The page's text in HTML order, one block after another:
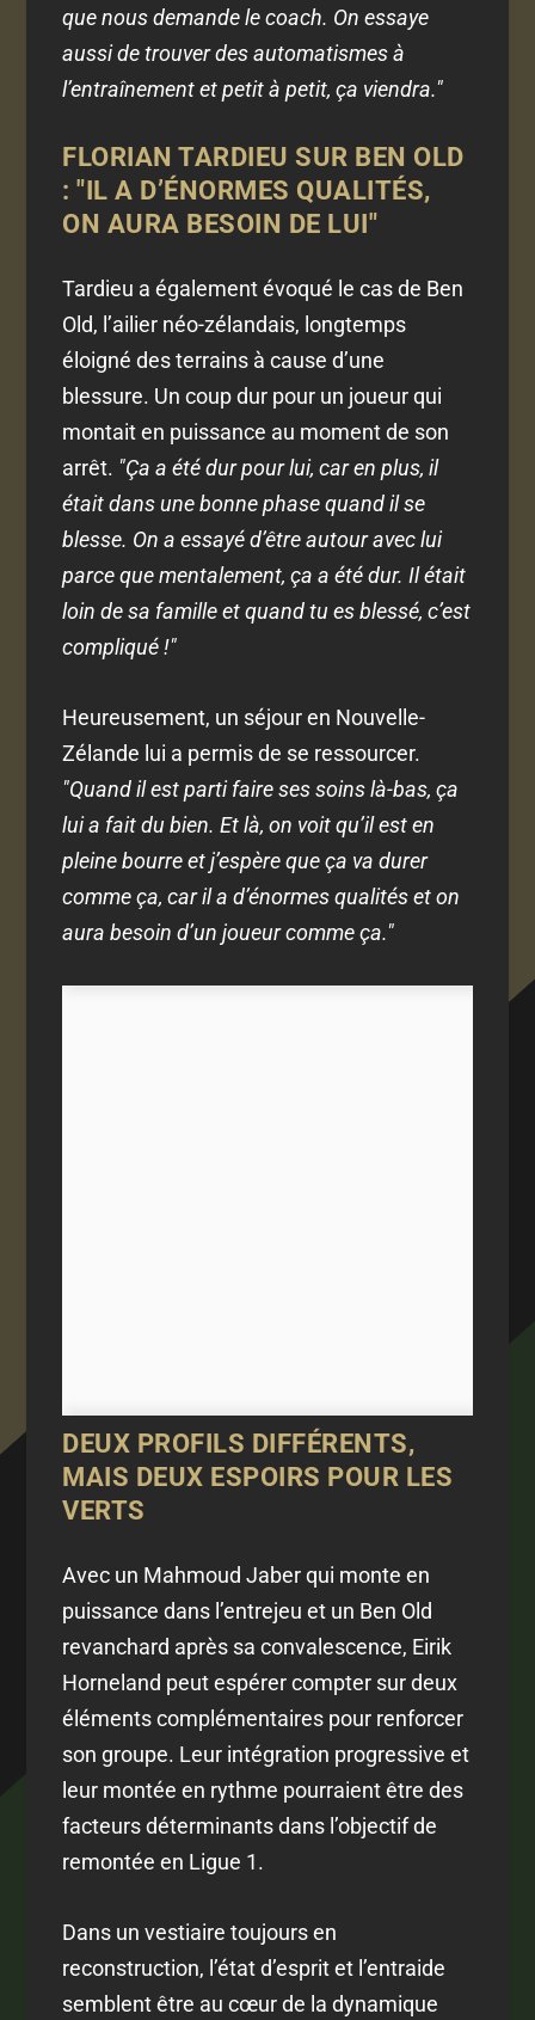
que nous demande le coach. On essaye
aussi de trouver des automatismes à
l’entraînement et petit à petit, ça viendra."
FLORIAN TARDIEU SUR BEN OLD
: "IL A D’ÉNORMES QUALITÉS,
ON AURA BESOIN DE LUI"
Tardieu a également évoqué le cas de Ben
Old, l’ailier néo-zélandais, longtemps
éloigné des terrains à cause d’une
blessure. Un coup dur pour un joueur qui
montait en puissance au moment de son
arrêt. "Ça a été dur pour lui, car en plus, il
était dans une bonne phase quand il se
blesse. On a essayé d’être autour avec lui
parce que mentalement, ça a été dur. Il était
loin de sa famille et quand tu es blessé, c’est
compliqué !"
Heureusement, un séjour en Nouvelle-
Zélande lui a permis de se ressourcer.
"Quand il est parti faire ses soins là-bas, ça
lui a fait du bien. Et là, on voit qu’il est en
pleine bourre et j’espère que ça va durer
comme ça, car il a d’énormes qualités et on
aura besoin d’un joueur comme ça."
DEUX PROFILS DIFFÉRENTS,
MAIS DEUX ESPOIRS POUR LES
VERTS
Avec un Mahmoud Jaber qui monte en
puissance dans l’entrejeu et un Ben Old
revanchard après sa convalescence, Eirik
Horneland peut espérer compter sur deux
éléments complémentaires pour renforcer
son groupe. Leur intégration progressive et
leur montée en rythme pourraient être des
facteurs déterminants dans l’objectif de
remontée en Ligue 1.
Dans un vestiaire toujours en
reconstruction, l’état d’esprit et l’entraide
semblent être au cœur de la dynamique